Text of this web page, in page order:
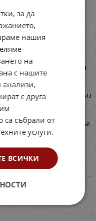
проверяват
правописа и
тези идеи са
зрително-
с различни
задача;\r•
в обучението дава
на
във всички
допълнителна или
приложението е
за всеки вид
За контролните
за оценяване на
за да
нашия
на
с нашите
анализи,
с друга
са събрали от
услуги.
ВСИЧКИ